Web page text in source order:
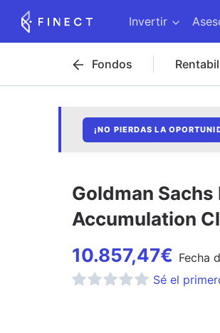
Invertir
Fondos
¡NO PIERDAS LA
Goldman Sachs
Accumulation
10.857,47€ Fecha
Sé el